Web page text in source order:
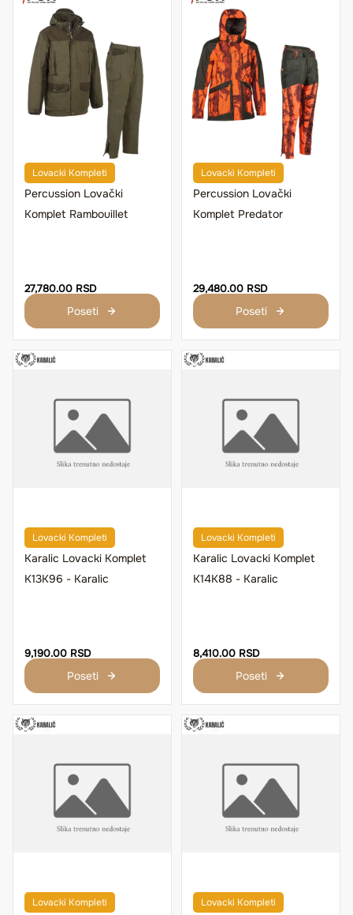
Lovacki Kompleti
Percussion Lovački
Komplet Rambouillet
27,780.00 RSD
Poseti
Lovacki Kompleti
Percussion Lovački
Komplet Predator
29,480.00 RSD
Poseti
Lovacki Kompleti
Karalic Lovacki Komplet
K13K96 - Karalic
9,190.00 RSD
Poseti
Lovacki Kompleti
Karalic Lovacki Komplet
K14K88 - Karalic
8,410.00 RSD
Poseti
Lovacki Kompleti Lovacki Kompleti